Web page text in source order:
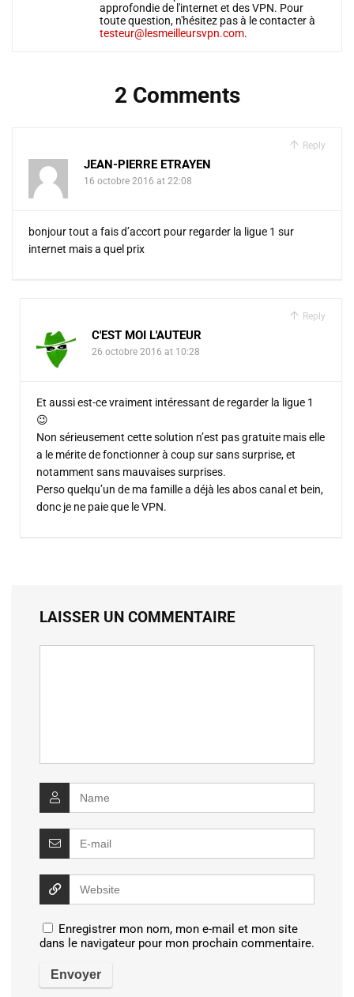
approfondie de l'internet et des VPN. Pour
toute question, n'hésitez pas à le contacter à
testeur@lesmeilleursvpn.com.
2 Comments
Reply
JEAN-PIERRE ETRAYEN
16 octobre 2016 at 22:08
bonjour tout a fais d’accort pour regarder la ligue 1 sur
internet mais a quel prix
Reply
C'EST MOI L'AUTEUR
26 octobre 2016 at 10:28
Et aussi est-ce vraiment intéressant de regarder la ligue 1
😉
Non sérieusement cette solution n’est pas gratuite mais elle
a le mérite de fonctionner à coup sur sans surprise, et
notamment sans mauvaises surprises.
Perso quelqu’un de ma famille a déjà les abos canal et bein,
donc je ne paie que le VPN.
LAISSER UN COMMENTAIRE
Enregistrer mon nom, mon e-mail et mon site
dans le navigateur pour mon prochain commentaire.